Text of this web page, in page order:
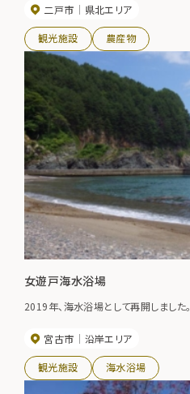
二戸市
県北エリア
観光施設 農産物
女遊戸海水浴場
2019年、海水浴場として再開しました。
宮古市 沿岸エリア
観光施設 海水浴場